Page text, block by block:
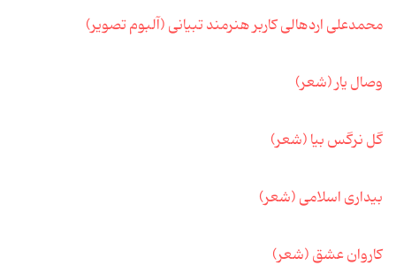
محمدعلی اردهالی کاربر هنرمند تبیانی (آلبوم تصویر)
وصال یار (شعر)
گل نرگس بیا (شعر)
بیداری اسلامی (شعر)
کاروان عشق (شعر)